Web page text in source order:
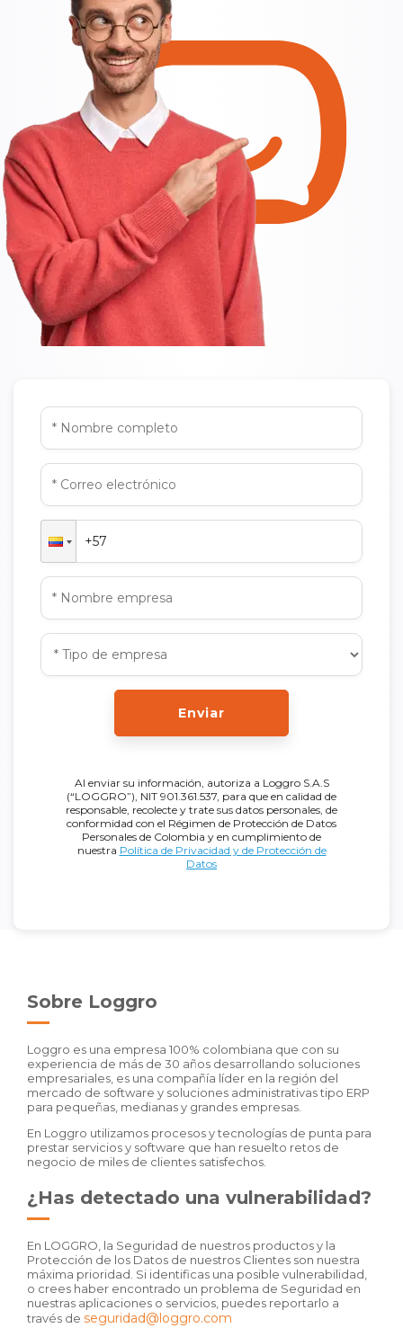
Enviar
Al enviar su información, autoriza a Loggro S.A.S
(“LOGGRO”), NIT 901.361.537, para que en calidad de
responsable, recolecte y trate sus datos personales, de
conformidad con el Régimen de Protección de Datos
Personales de Colombia y en cumplimiento de
nuestra Política de Privacidad y de Protección de
Datos
Sobre Loggro
Loggro es una empresa 100% colombiana que con su
experiencia de más de 30 años desarrollando soluciones
empresariales, es una compañía líder en la región del
mercado de software y soluciones administrativas tipo ERP
para pequeñas, medianas y grandes empresas.
En Loggro utilizamos procesos y tecnologías de punta para
prestar servicios y software que han resuelto retos de
negocio de miles de clientes satisfechos.
¿Has detectado una vulnerabilidad?
En LOGGRO, la Seguridad de nuestros productos y la
Protección de los Datos de nuestros Clientes son nuestra
máxima prioridad. Si identificas una posible vulnerabilidad,
o crees haber encontrado un problema de Seguridad en
nuestras aplicaciones o servicios, puedes reportarlo a
través de seguridad@loggro.com